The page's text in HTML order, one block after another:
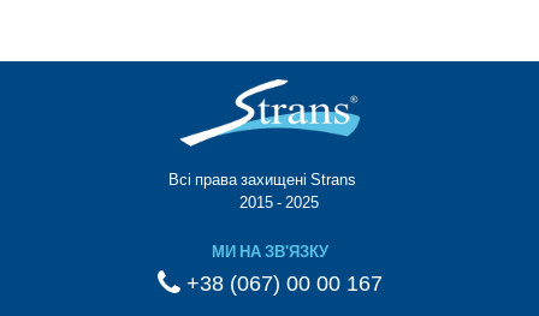
Всі права захищені Strans®
© 2015 - 2025
МИ НА ЗВ'ЯЗКУ
+38 (067) 00 00 167